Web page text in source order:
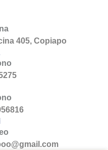
405, Copiapo